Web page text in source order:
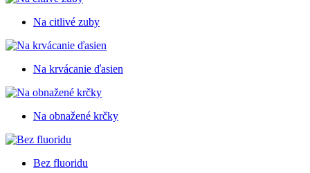
Na citlivé zuby
Na krvácanie ďasien
Na obnažené krčky
Bez fluoridu